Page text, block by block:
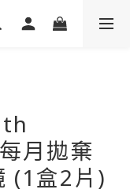
月拋棄
(1盒2片)